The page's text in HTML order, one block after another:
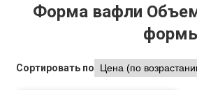
Форма вафли
Сортировать по